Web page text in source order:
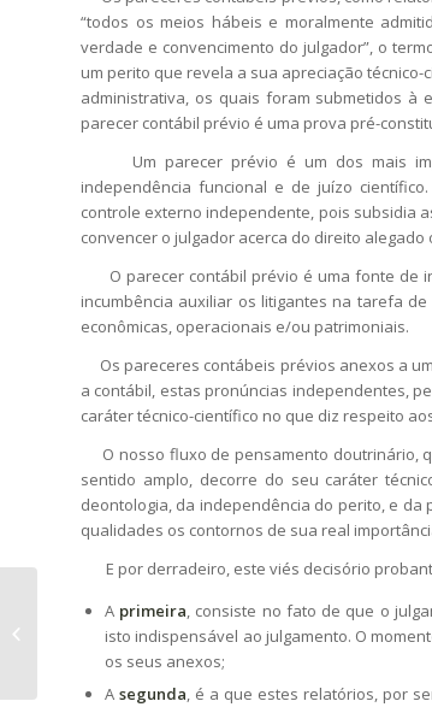
“todos os meios hábeis e moralmente
verdade e convencimento do julgador”, o
um perito que revela a sua apreciação
administrativa, os quais foram submetidos à
parecer contábil prévio é uma prova pré-
Um parecer prévio é um dos mais
independência funcional e de juízo
controle externo independente, pois subsidia
convencer o julgador acerca do direito alegado
O parecer contábil prévio é uma fonte de
incumbência auxiliar os litigantes na tarefa
econômicas, operacionais e/ou patrimoniais.
Os pareceres contábeis prévios anexos a
a contábil, estas pronúncias independentes,
caráter técnico-científico no que diz respeito
O nosso fluxo de pensamento doutrinário,
sentido amplo, decorre do seu caráter
deontologia, da independência do perito, e
qualidades os contornos de sua real
E por derradeiro, este viés decisório
A primeira, consiste no fato de que o
isto indispensável ao julgamento. O
os seus anexos;
Asegunda, é a que estes relatórios, por
Diálogo Entre os Doutrinadores, os
Julgadores e os Peritos